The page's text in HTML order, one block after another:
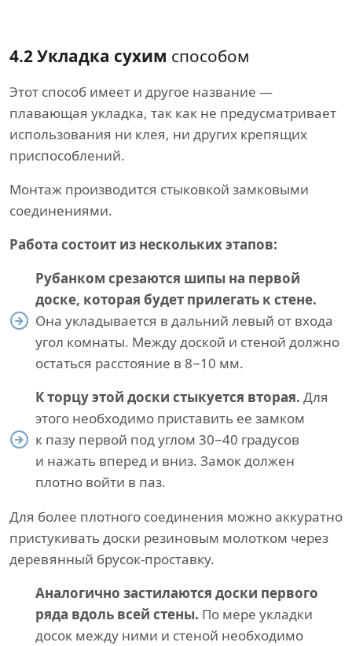
4.2 Укладка сухим способом
Этот способ имеет и другое название —
плавающая укладка, так как не предусматривает
использования ни клея, ни других крепящих
приспособлений.
Монтаж производится стыковкой замковыми
соединениями.
Работа состоит из нескольких этапов:
Рубанком срезаются шипы на первой
доске, которая будет прилегать к стене.
Она укладывается в дальний левый от входа
угол комнаты. Между доской и стеной должно
остаться расстояние в 8−10 мм.
К торцу этой доски стыкуется вторая. Для
этого необходимо приставить ее замком
к пазу первой под углом 30−40 градусов
и нажать вперед и вниз. Замок должен
плотно войти в паз.
Для более плотного соединения можно аккуратно
пристукивать доски резиновым молотком через
деревянный брусок-проставку.
Аналогично застилаются доски первого
ряда вдоль всей стены. По мере укладки
досок между ними и стеной необходимо